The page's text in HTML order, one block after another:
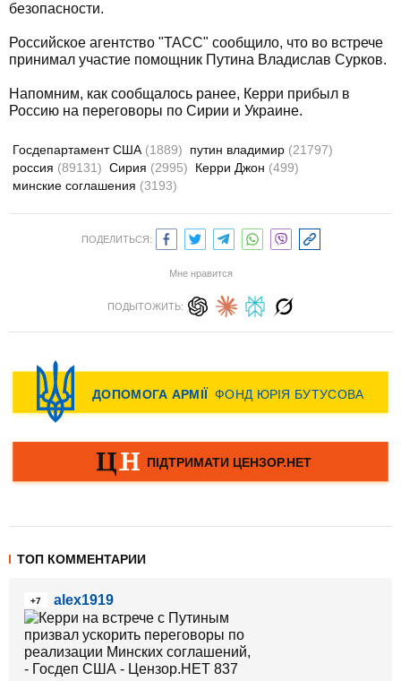
безопасности.
Российское агентство "ТАСС" сообщило, что во встрече
принимал участие помощник Путина Владислав Сурков.
Напомним, как сообщалось ранее, Керри прибыл в
Россию на переговоры по Сирии и Украине.
Госдепартамент США (1889) путин владимир (21797)
россия (89131) Сирия (2995) Керри Джон (499)
минские соглашения (3193)
ПОДЕЛИТЬСЯ:
Мне нравится
ПОДЫТОЖИТЬ:
ТОП КОММЕНТАРИИ
+7 alex1919